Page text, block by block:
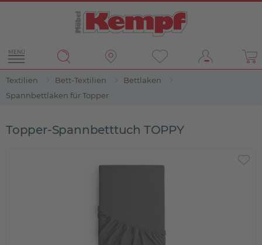
MENÜ
Textilien Bett-Textilien
Bettlaken
Spannbettlaken für Topper
Topper-Spannbetttuch TOPPY